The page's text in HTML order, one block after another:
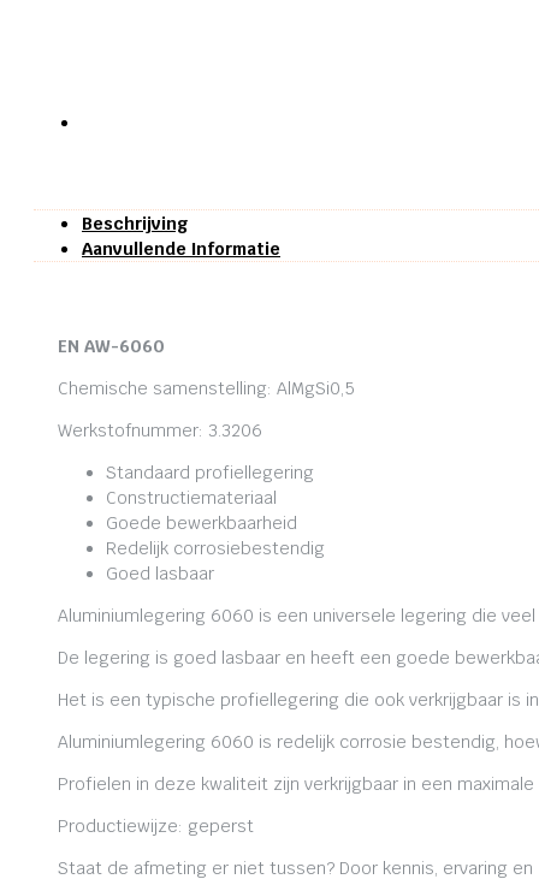
Beschrijving
Aanvullende Informatie
EN AW-6060
Chemische samenstelling: AlMgSi0,5
Werkstofnummer: 3.3206
Standaard profiellegering
Constructiemateriaal
Goede bewerkbaarheid
Redelijk corrosiebestendig
Goed lasbaar
Aluminiumlegering 6060 is een universele legering die
De legering is goed lasbaar en heeft een goede
Het is een typische profiellegering die ook verkrijgbaar is
Aluminiumlegering 6060 is redelijk corrosie bestendig,
Profielen in deze kwaliteit zijn verkrijgbaar in een
Productiewijze: geperst
Staat de afmeting er niet tussen? Door kennis, ervaring